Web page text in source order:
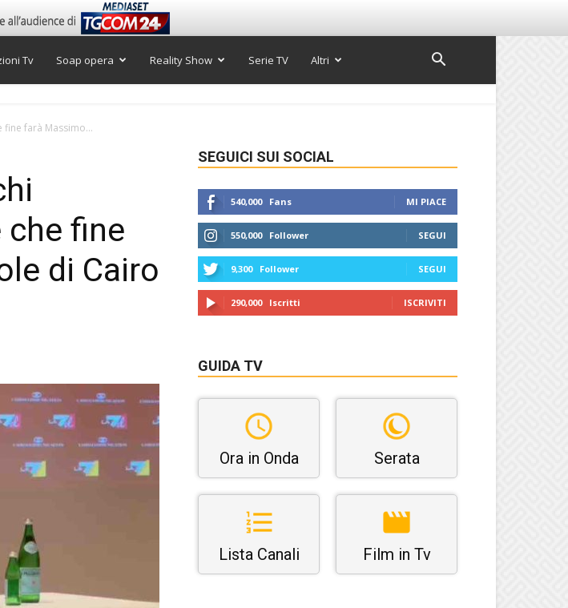
Tv Soap opera Reality Show Serie TV Altri
fine farà Massimo...
fine
di Cairo
SEGUICI SUI SOCIAL
540,000 Fans MI PIACE
550,000 Follower SEGUI
9,300 Follower SEGUI
290,000 Iscritti ISCRIVITI
GUIDA TV
Ora in Onda Serata
Lista Canali Film in Tv